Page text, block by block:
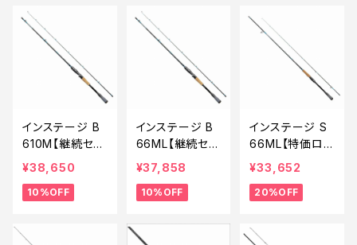
インステージ B
610M【継続セー
ル_ロッド】【10】
¥38,650
10%OFF
インステージ B
66ML【継続セー
ル_ロッド】【10】
¥37,858
10%OFF
インステージ S
66ML【特価ロッ
ド】【20】
¥33,652
20%OFF